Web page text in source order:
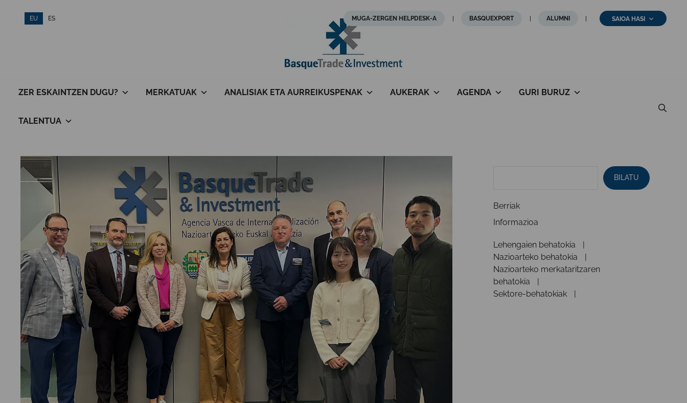
EU ES MUGA-ZERGEN HELPDESK-A BASQUEXPORT ALUMNI SAIOA HASI
ZER ESKAINTZEN DUGU? MERKATUAK ANALISIAK ETA AURREIKUSPENAK AUKERAK AGENDA GURI BURUZ
TALENTUA
BILATU
Berriak
Informazioa
Lehengaien behatokia
Nazioarteko behatokia
Nazioarteko merkataritzaren
behatokia
Sektore-behatokiak